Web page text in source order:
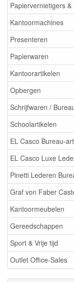
Papiervernietigers &
Kantoormachines
Presenteren
Papierwaren
Kantoorartikelen
Opbergen
Schrijfwaren /
Schoolartikelen
EL Casco Bureau-
EL Casco Luxe
Pinetti Lederen
Graf von Faber
Kantoormeubelen
Gereedschappen
Sport & Vrije tijd
Outlet Office-Sales